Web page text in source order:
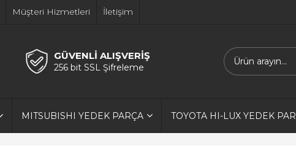
Müşteri Hizmetleri İletişim
GÜVENLİ ALIŞVERİŞ
256 bit SSL Şifreleme
MITSUBISHI YEDEK PARÇA TOYOTA HI-LUX YEDEK